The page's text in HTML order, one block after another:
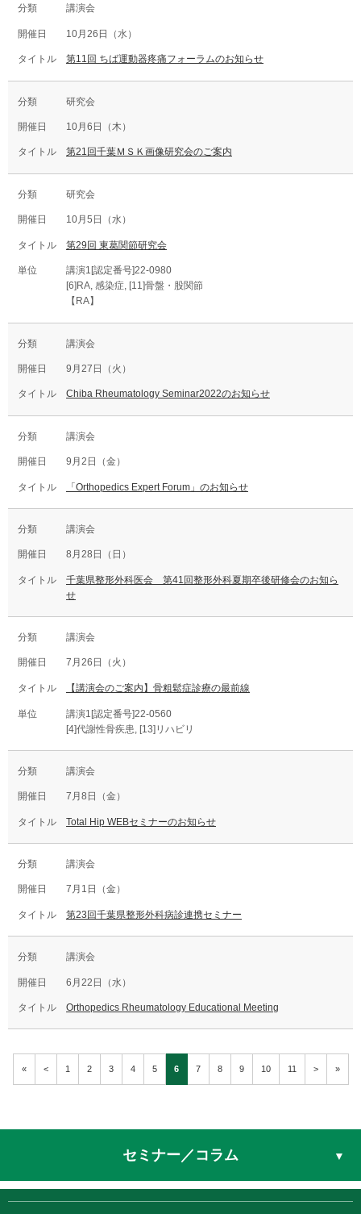
講演会
10月26日（水）
第11回 ちば運動器疼痛フォーラムのお知らせ
研究会
10月6日（木）
第21回千葉ＭＳＫ画像研究会のご案内
研究会
10月5日（水）
第29回 東葛関節研究会
講演1[認定番号]22-0980
[6]RA, 感染症, [11]骨盤・股関節
【RA】
講演会
9月27日（火）
Chiba Rheumatology Seminar2022のお知らせ
講演会
9月2日（金）
「Orthopedics Expert Forum」のお知らせ
講演会
8月28日（日）
千葉県整形外科医会 第41回整形外科夏期卒後研修会のお知ら
せ
講演会
7月26日（火）
【講演会のご案内】骨粗鬆症診療の最前線
講演1[認定番号]22-0560
[4]代謝性骨疾患, [13]リハビリ
講演会
7月8日（金）
Total Hip WEBセミナーのお知らせ
講演会
7月1日（金）
第23回千葉県整形外科病診連携セミナー
講演会
6月22日（水）
Orthopedics Rheumatology Educational Meeting
« < 1 2 3 4 5 6 7 8 9 10 11 > »
セミナー／コラム